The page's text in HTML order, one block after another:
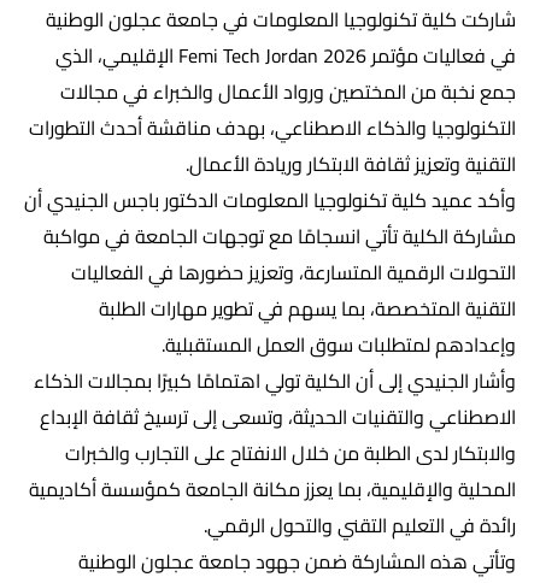
شاركت كلية تكنولوجيا المعلومات في جامعة عجلون الوطنية
في فعاليات مؤتمر Femi Tech Jordan 2026 الإقليمي، الذي
جمع نخبة من المختصين ورواد الأعمال والخبراء في مجالات
التكنولوجيا والذكاء الاصطناعي، بهدف مناقشة أحدث التطورات
التقنية وتعزيز ثقافة الابتكار وريادة الأعمال.
وأكد عميد كلية تكنولوجيا المعلومات الدكتور باجس الجنيدي أن
مشاركة الكلية تأتي انسجامًا مع توجهات الجامعة في مواكبة
التحولات الرقمية المتسارعة، وتعزيز حضورها في الفعاليات
التقنية المتخصصة، بما يسهم في تطوير مهارات الطلبة
وإعدادهم لمتطلبات سوق العمل المستقبلية.
وأشار الجنيدي إلى أن الكلية تولي اهتمامًا كبيرًا بمجالات الذكاء
الاصطناعي والتقنيات الحديثة، وتسعى إلى ترسيخ ثقافة الإبداع
والابتكار لدى الطلبة من خلال الانفتاح على التجارب والخبرات
المحلية والإقليمية، بما يعزز مكانة الجامعة كمؤسسة أكاديمية
رائدة في التعليم التقني والتحول الرقمي.
وتأتي هذه المشاركة ضمن جهود جامعة عجلون الوطنية